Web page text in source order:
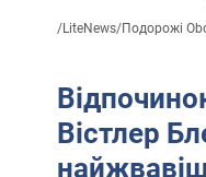
/LiteNews/Подорожі
Вістлер